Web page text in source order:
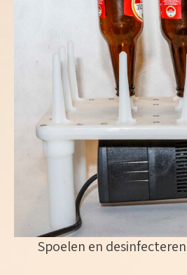
Spoelen en desinfecteren